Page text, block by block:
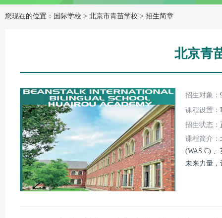
您现在的位置：国际学校 > 北京市青苗学校 > 招生简章
北京青
招生对象：
课程设置：
招生状态：
课程简介：
(WAS C)
未来力量，